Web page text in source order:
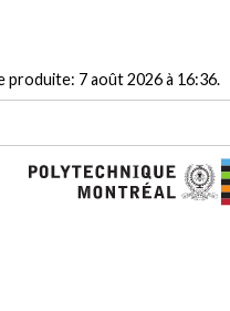
produite: 7 août 2026 à 16:36.